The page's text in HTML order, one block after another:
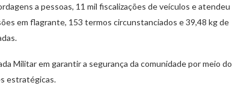
a pessoas, 11 mil fiscalizações de veículos e atendeu
em flagrante, 153 termos circunstanciados e 39,48 kg de
Militar em garantir a segurança da comunidade por meio do
estratégicas.